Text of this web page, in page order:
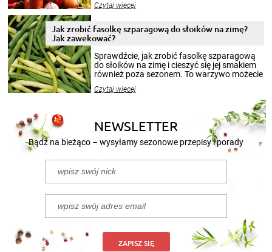
krajobrazów, by cieszyć nimi oko w sezonie
pełni poczuć atmosferę cieplejszych
miesięcy. Przygotowanie słoików ze
patenty, które pozwolą zachować świeżość
przetworów.
Czytaj więcej
Jak zrobić fasolkę szparagową do słoików na zimę?
Jak zawekować?
Sprawdźcie, jak zrobić fasolkę szparagową
do słoików na zimę i cieszyć się jej smakiem
również poza sezonem. To warzywo możecie
nasze propozycje!
Czytaj więcej
NEWSLETTER
Bądź na bieżąco – wysyłamy sezonowe przepisy i porady
ZAPISZ SIĘ